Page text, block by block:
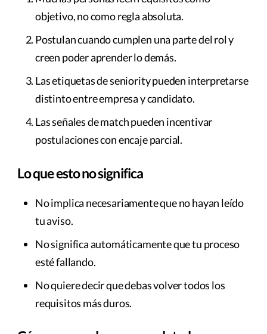
objetivo, no como regla absoluta.
Postulan cuando cumplen una parte del rol y
creen poder aprender lo demás.
Las etiquetas de seniority pueden interpretarse
distinto entre empresa y candidato.
Las señales de match pueden incentivar
postulaciones con encaje parcial.
Lo que esto no significa
No implica necesariamente que no hayan leído
tu aviso.
No significa automáticamente que tu proceso
esté fallando.
No quiere decir que debas volver todos los
requisitos más duros.